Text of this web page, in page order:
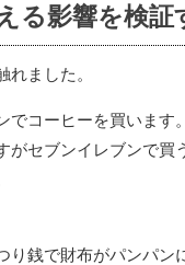
る影響を検証
ました。
コーヒーを買います。
セブンイレブンで買
銭で財布がパンパン